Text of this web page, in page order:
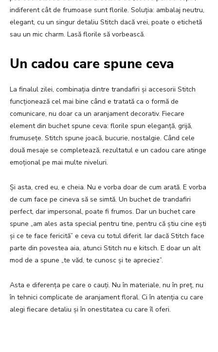
indiferent cât de frumoase sunt florile. Soluția: ambalaj neutru,
elegant, cu un singur detaliu Stitch dacă vrei, poate o etichetă
sau un mic charm. Lasă florile să vorbească.
Un cadou care spune ceva
La finalul zilei, combinația dintre trandafiri și accesorii Stitch
funcționează cel mai bine când e tratată ca o formă de
comunicare, nu doar ca un aranjament decorativ. Fiecare
element din buchet spune ceva: florile spun eleganță, grijă,
frumusețe. Stitch spune joacă, bucurie, nostalgie. Când cele
două mesaje se completează, rezultatul e un cadou care atinge
emoțional pe mai multe niveluri.
Și asta, cred eu, e cheia. Nu e vorba doar de cum arată. E vorba
de cum face pe cineva să se simtă. Un buchet de trandafiri
perfect, dar impersonal, poate fi frumos. Dar un buchet care
spune „am ales asta special pentru tine, pentru că știu cine ești
și ce te face fericită” e ceva cu totul diferit. Iar dacă Stitch face
parte din povestea aia, atunci Stitch nu e kitsch. E doar un alt
mod de a spune „te văd, te cunosc și te apreciez”.
Asta e diferența pe care o cauți. Nu în materiale, nu în preț, nu
în tehnici complicate de aranjament floral. Ci în atenția cu care
alegi fiecare detaliu și în onestitatea cu care îl oferi.